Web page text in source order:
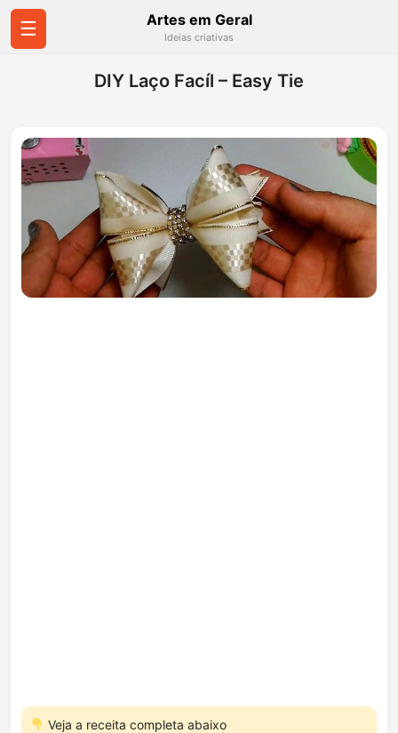
☰ Artes em Geral
Ideias criativas
DIY Laço Facíl – Easy Tie
Veja a receita completa abaixo